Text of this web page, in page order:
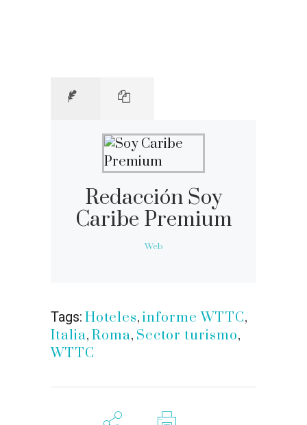
Redacción Soy
Caribe Premium
Web
Tags: Hoteles, informe WTTC,
Italia, Roma, Sector turismo,
WTTC